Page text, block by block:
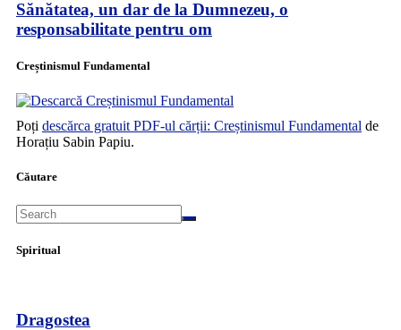
Sănătatea, un dar de la Dumnezeu, o
responsabilitate pentru om
Creștinismul Fundamental
Poți descărca gratuit PDF-ul cărții: Creștinismul Fundamental de
Horațiu Sabin Papiu.
Căutare
Spiritual
Dragostea